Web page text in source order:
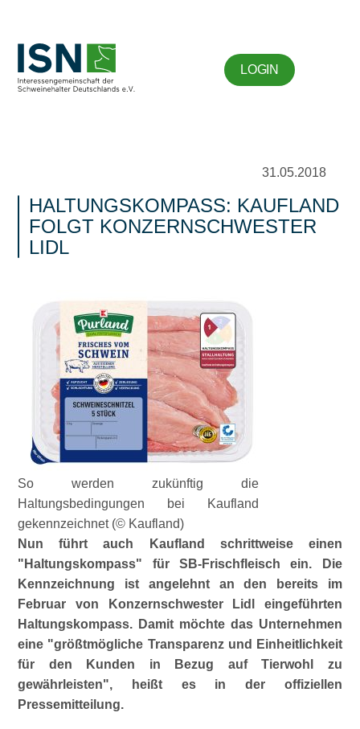
LOGIN
31.05.2018
HALTUNGSKOMPASS: KAUFLAND
FOLGT KONZERNSCHWESTER
LIDL
So werden zukünftig die
Haltungsbedingungen bei Kaufland
gekennzeichnet (© Kaufland)
Nun führt auch Kaufland schrittweise einen
Haltungskompass
für SB-Frischfleisch ein. Die
Kennzeichnung ist angelehnt an den bereits im
Februar von Konzernschwester Lidl eingeführten
Haltungskompass. Damit möchte das Unternehmen
eine
größtmögliche Transparenz und Einheitlichkeit
für den Kunden in Bezug auf Tierwohl zu
gewährleisten , heißt es in der offiziellen
Pressemitteilung.